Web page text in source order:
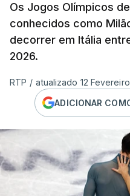
Os Jogos Olímpicos
conhecidos como
decorrer em Itália
2026.
RTP / atualizado 12 Fevereiro
ADICIONAR